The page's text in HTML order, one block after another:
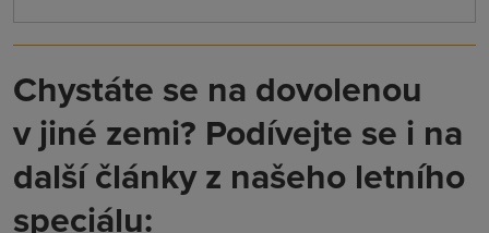
Chystáte se na dovolenou
v jiné zemi? Podívejte se i na
další články z našeho letního
speciálu: